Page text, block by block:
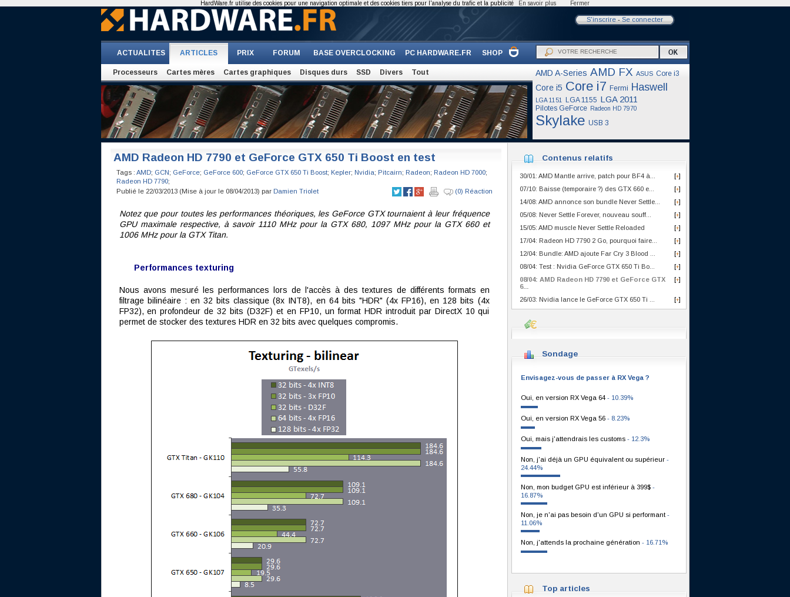
S'inscrire- Se connecter
ACTUALITES ARTICLES PRIX FORUM BASE OVERCLOCKING PC HARDWARE.FR SHOP
Processeurs Cartes mères Cartes graphiques Disques durs SSD Divers Tout AMD A-Series AMD FX ASUS Core i3
Core i5 Core i7 Fermi Haswell
LGA 1151 LGA 1155 LGA 2011
Pilotes GeForce Radeon HD 7970
Skylake USB 3
AMD Radeon HD 7790 et GeForce GTX 650 Ti Boost en test
Tags : AMD; GCN; GeForce; GeForce 600; GeForce GTX 650 Ti Boost; Kepler; Nvidia; Pitcairn; Radeon; Radeon HD 7000;
Radeon HD 7790;
Publié le 22/03/2013 (Mise à jour le 08/04/2013) par Damien Triolet (0) Réaction
Notez que pour toutes les performances théoriques, les GeForce GTX tournaient à leur fréquence
GPU maximale respective, à savoir 1110 MHz pour la GTX 680, 1097 MHz pour la GTX 660 et
1006 MHz pour la GTX Titan.
Performances texturing
Nous avons mesuré les performances lors de l'accès à des textures de différents formats en
filtrage bilinéaire : en 32 bits classique (8x INT8), en 64 bits "HDR" (4x FP16), en 128 bits (4x
FP32), en profondeur de 32 bits (D32F) et en FP10, un format HDR introduit par DirectX 10 qui
permet de stocker des textures HDR en 32 bits avec quelques compromis.
Contenus relatifs
[+]
30/01: AMD Mantle arrive, patch pour BF4 à...
[+]
07/10: Baisse (temporaire ?) des GTX 660 e...
[+]
14/08: AMD annonce son bundle Never Settle...
[+]
05/08: Never Settle Forever, nouveau souff...
[+]
15/05: AMD muscle Never Settle Reloaded
[+]
17/04: Radeon HD 7790 2 Go, pourquoi faire...
[+]
12/04: Bundle: AMD ajoute Far Cry 3 Blood ...
[+]
08/04: Test : Nvidia GeForce GTX 650 Ti Bo...
[+]
08/04: AMD Radeon HD 7790 et GeForce GTX
6...
[+]
26/03: Nvidia lance le GeForce GTX 650 Ti ...
Sondage
Envisagez-vous de passer à RX Vega ?
Oui, en version RX Vega 64 - 10.39%
Oui, en version RX Vega 56 - 8.23%
Oui, mais j'attendrais les customs - 12.3%
Non, j'ai déjà un GPU équivalent ou supérieur -
24.44%
Non, mon budget GPU est inférieur à 399$ -
16.87%
Non, je n'ai pas besoin d'un GPU si performant -
11.06%
Non, j'attends la prochaine génération - 16.71%
Top articles
HardWare.fr utilise des cookies pour une navigation optimale et des cookies tiers pour l'analyse du trafic et la publicité En savoir plus Fermer